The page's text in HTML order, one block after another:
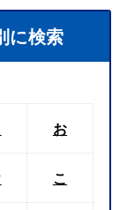
に検索
お
こ